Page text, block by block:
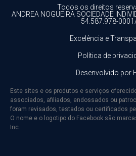
Todos os direitos
ANDREA NOGUEIRA SOCIEDADE
54.587.978-
Excelência e
Política de
Desenvolvido por
Este sites e os produtos e serviços
associados, afiliados, endossados ou
foram revisados, testados ou certificados
O nome e o logotipo do Facebook são
Inc.